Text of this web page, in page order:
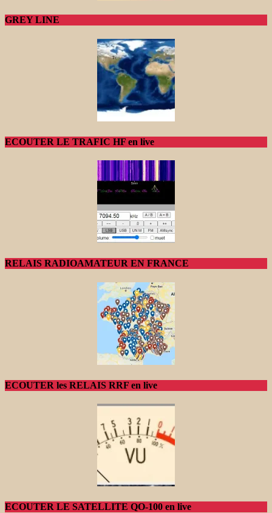
GREY LINE
ECOUTER LE TRAFIC HF en live
RELAIS RADIOAMATEUR EN FRANCE
ECOUTER les RELAIS RRF en live
ECOUTER LE SATELLITE QO-100 en live